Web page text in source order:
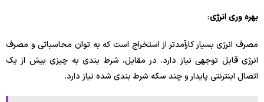
بهره وری انرژی:
مصرف انرژی بسیار کارآمدتر از استخراج است که به توان محاسباتی و مصرف
انرژی قابل توجهی نیاز دارد. در مقابل، شرط بندی به چیزی بیش از یک
اتصال اینترنتی پایدار و چند سکه شرط بندی شده نیاز دارد.